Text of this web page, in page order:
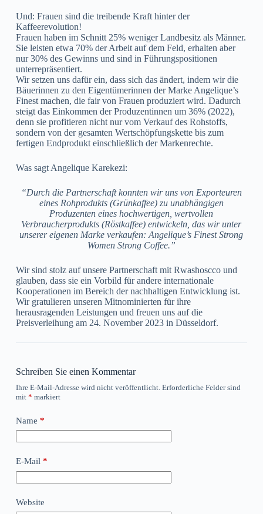
Und: Frauen sind die treibende Kraft hinter der
Kaffeerevolution!
Frauen haben im Schnitt 25% weniger Landbesitz als Männer.
Sie leisten etwa 70% der Arbeit auf dem Feld, erhalten aber
nur 30% des Gewinns und sind in Führungspositionen
unterrepräsentiert.
Wir setzen uns dafür ein, dass sich das ändert, indem wir die
Bäuerinnen zu den Eigentümerinnen der Marke Angelique’s
Finest machen, die fair von Frauen produziert wird. Dadurch
steigt das Einkommen der Produzentinnen um 36% (2022),
denn sie profitieren nicht nur vom Verkauf des Rohstoffs,
sondern von der gesamten Wertschöpfungskette bis zum
fertigen Endprodukt einschließlich der Markenrechte.
Was sagt Angelique Karekezi:
“Durch die Partnerschaft konnten wir uns von Exporteuren
eines Rohprodukts (Grünkaffee) zu unabhängigen
Produzenten eines hochwertigen, wertvollen
Verbraucherprodukts (Röstkaffee) entwickeln, das wir unter
unserer eigenen Marke verkaufen: Angelique’s Finest Strong
Women Strong Coffee.”
Wir sind stolz auf unsere Partnerschaft mit Rwashoscco und
glauben, dass sie ein Vorbild für andere internationale
Kooperationen im Bereich der nachhaltigen Entwicklung ist.
Wir gratulieren unseren Mitnominierten für ihre
herausragenden Leistungen und freuen uns auf die
Preisverleihung am 24. November 2023 in Düsseldorf.
Schreiben Sie einen Kommentar
Ihre E-Mail-Adresse wird nicht veröffentlicht. Erforderliche Felder sind
mit * markiert
Name *
E-Mail*
Website